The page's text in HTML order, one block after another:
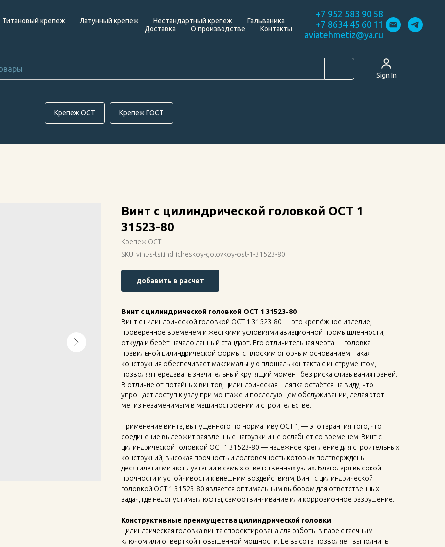
Титановый крепеж Латунный крепеж Нестандартный крепеж
Гальваника
Доставка
О производстве Контакты
+7 952 583 90 58
+7 8634 45 60 11
aviatehmetiz@ya.ru
Sign In
Крепеж ОСТ Крепеж ГОСТ
Винт с цилиндрической головкой ОСТ 1
31523-80
Крепеж ОСТ
SKU: vint-s-tsilindricheskoy-golovkoy-ost-1-31523-80
добавить в расчет
Винт с цилиндрической головкой ОСТ 1 31523-80
Винт с цилиндрической головкой ОСТ 1 31523-80 — это крепёжное изделие,
проверенное временем и жёсткими условиями авиационной промышленности,
откуда и берёт начало данный стандарт. Его отличительная черта — головка
правильной цилиндрической формы с плоским опорным основанием. Такая
конструкция обеспечивает максимальную площадь контакта с инструментом,
позволяя передавать значительный крутящий момент без риска слизывания граней.
В отличие от потайных винтов, цилиндрическая шляпка остаётся на виду, что
упрощает доступ к узлу при монтаже и последующем обслуживании, делая этот
метиз незаменимым в машиностроении и строительстве.
Применение винта, выпущенного по нормативу ОСТ 1, — это гарантия того, что
соединение выдержит заявленные нагрузки и не ослабнет со временем. Винт с
цилиндрической головкой ОСТ 1 31523-80 — надежное крепление для строительных
конструкций, высокая прочность и долговечность которых подтверждены
десятилетиями эксплуатации в самых ответственных узлах. Благодаря высокой
прочности и устойчивости к внешним воздействиям, Винт с цилиндрической
головкой ОСТ 1 31523-80 является оптимальным выбором для ответственных
задач, где недопустимы люфты, самоотвинчивание или коррозионное разрушение.
Конструктивные преимущества цилиндрической головки
Цилиндрическая головка винта спроектирована для работы в паре с гаечным
ключом или отвёрткой повышенной мощности. Её высота позволяет выполнить